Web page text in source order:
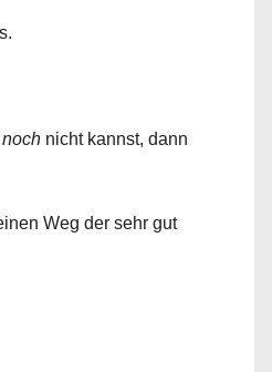
noch nicht kannst, dann
Weg der sehr gut